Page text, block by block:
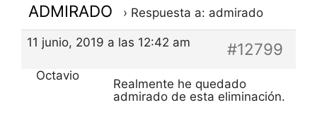
ADMIRADO › Respuesta a: admirado
11 junio, 2019 a las 12:42 am #12799
Octavio
Realmente he quedado
admirado de esta eliminación.